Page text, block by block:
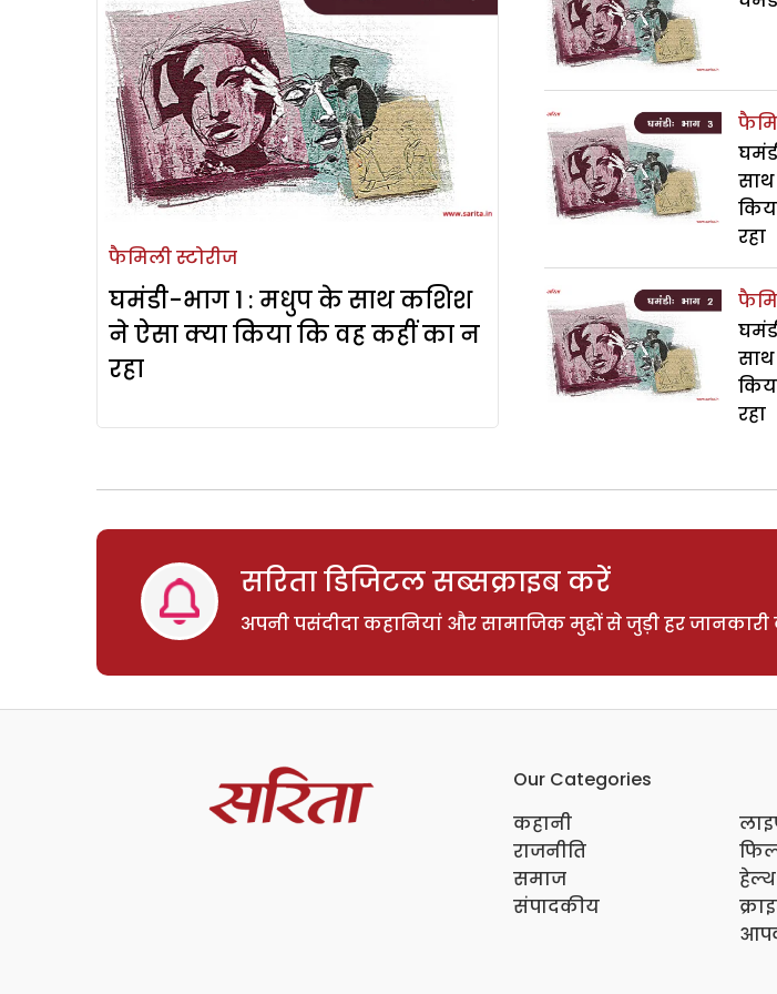
फैमिली स्टोरीज
घमंडी-भाग 1 : मधुप के साथ कशिश
ने ऐसा क्या किया कि वह कहीं का न
रहा
रहा
रहा
सरिता डिजिटल सब्सक्राइब करें
अपनी पसंदीदा कहानियां और सामाजिक मुद्दों से जुड़ी हर
Our Categories
कहानी
राजनीति
समाज
संपादकीय
हेल्थ